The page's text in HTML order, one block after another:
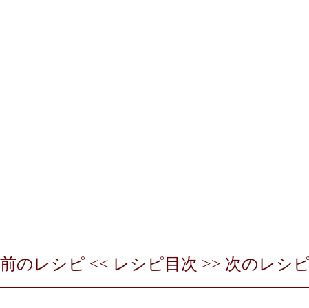
前のレシピ << レシピ目次 >> 次のレシ